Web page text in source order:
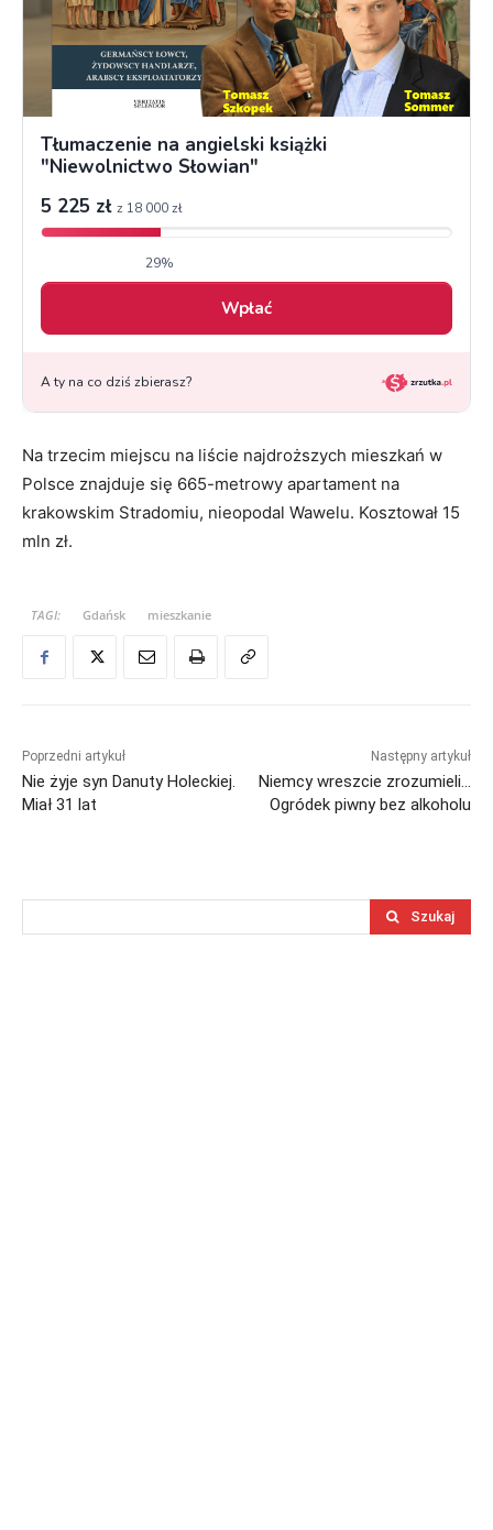
Na trzecim miejscu na liście najdroższych mieszkań w
Polsce znajduje się 665-metrowy apartament na
krakowskim Stradomiu, nieopodal Wawelu. Kosztował 15
mln zł.
TAGI: Gdańsk mieszkanie
Poprzedni artykuł
Nie żyje syn Danuty Holeckiej.
Miał 31 lat
Następny artykuł
Niemcy wreszcie zrozumieli…
Ogródek piwny bez alkoholu
Szukaj